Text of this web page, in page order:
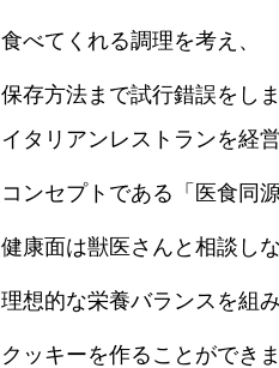
食べてくれる調理を考え、
保存方法まで試行錯誤をし
イタリアンレストランを経
コンセプトである「医食同
健康面は獣医さんと相談し
理想的な栄養バランスを組
クッキーを作ることができ